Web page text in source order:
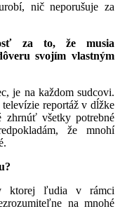
nič neporušuje za
za to, že musia
svojím vlastným
je na každom sudcovi.
reportáž v dĺžke
všetky potrebné
že mnohí
v ktorej ľudia v rámci
na mnohé